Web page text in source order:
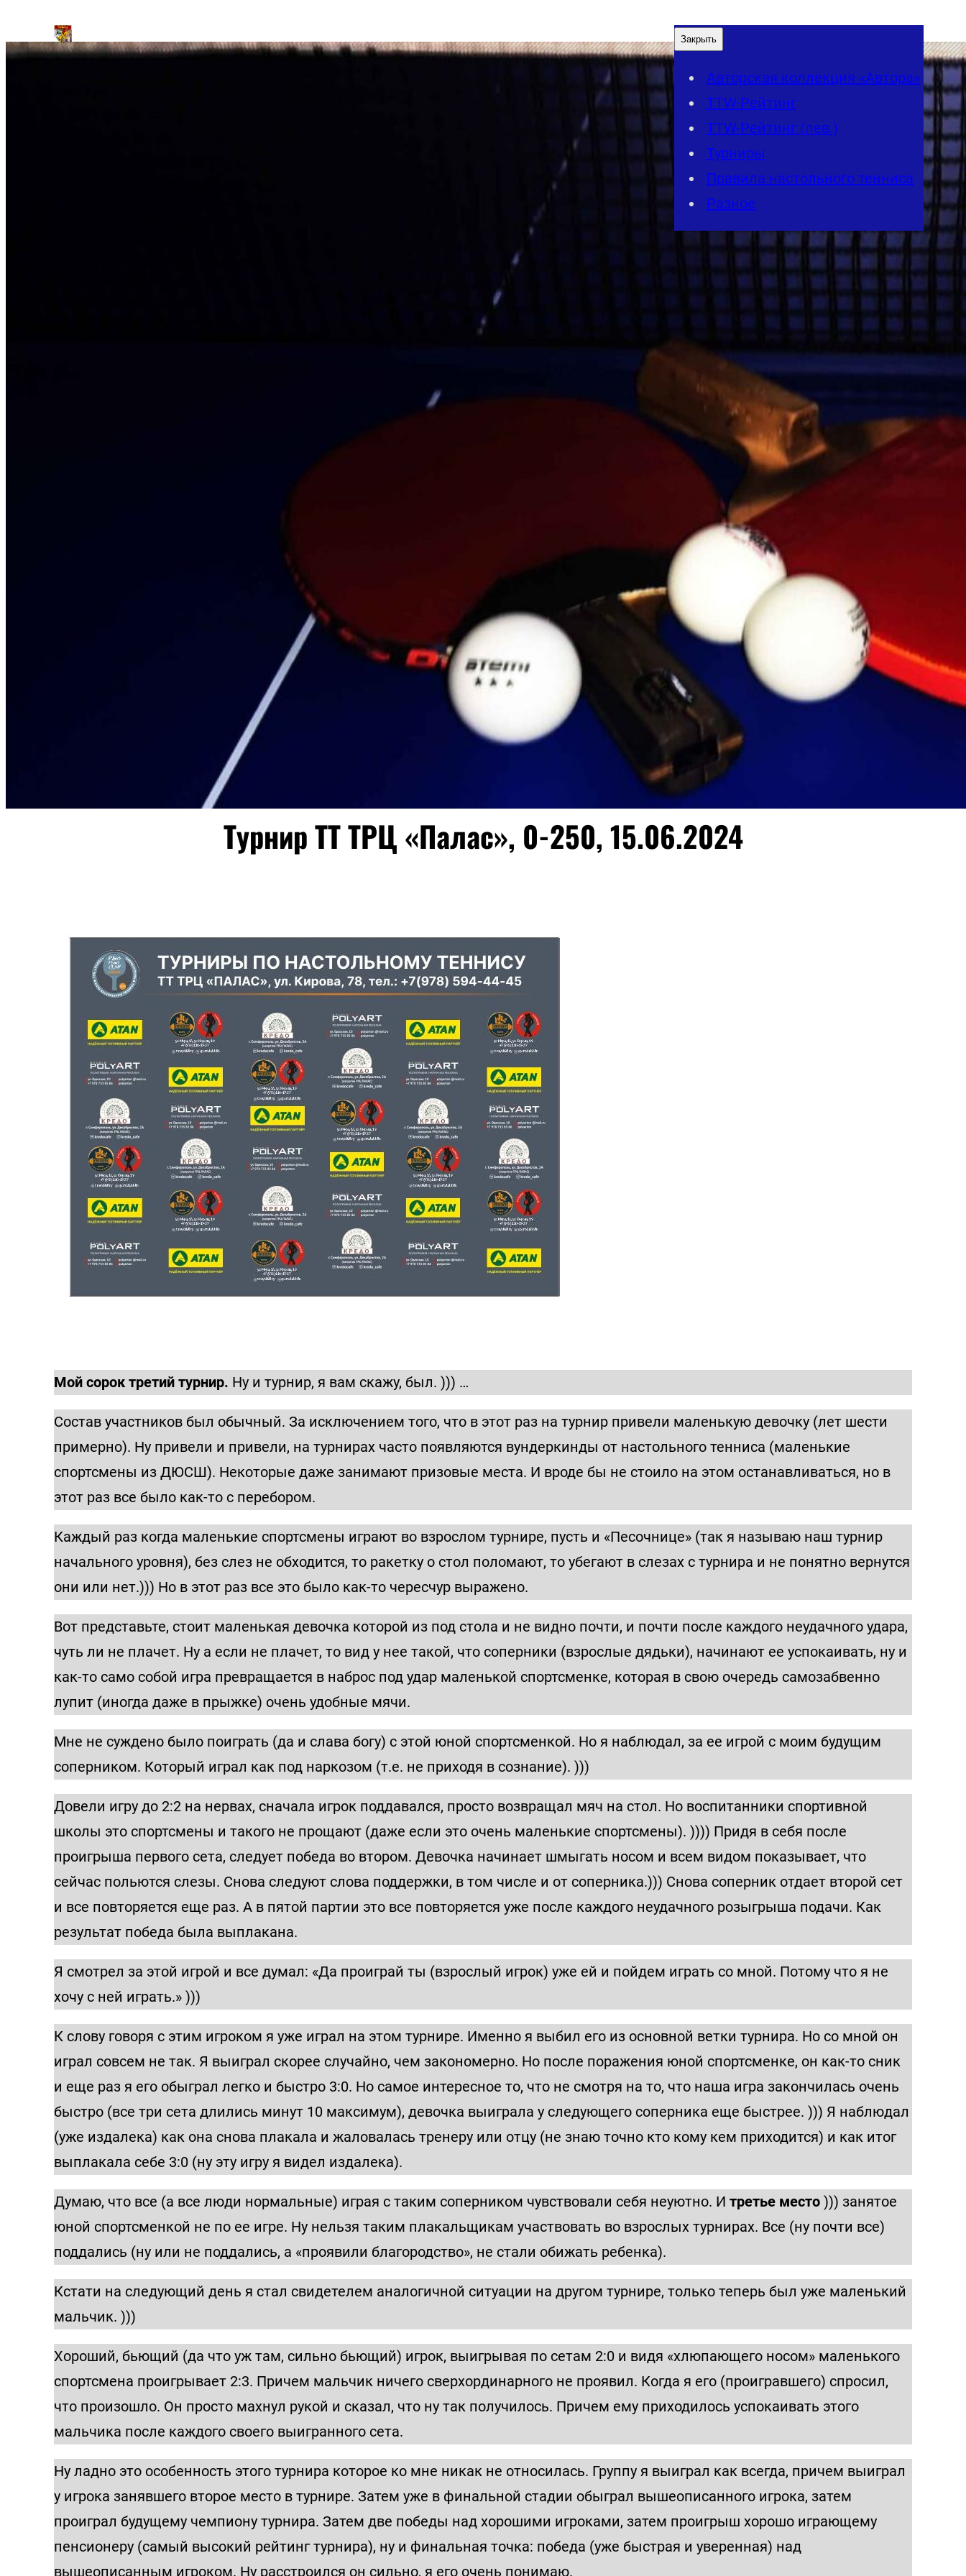
к
Закрыть
Авторская коллекция «Автора»
TTW-Рейтинг
TTW-Рейтинг (лев.)
Турниры
Правила настольного тенниса
Разное
Турнир ТТ ТРЦ «Палас», 0-250, 15.06.2024
Мой сорок третий турнир. Ну и турнир, я вам скажу, был. ))) …
Состав участников был обычный. За исключением того, что в этот раз на турнир привели маленькую девочку (лет шести
примерно). Ну привели и привели, на турнирах часто появляются вундеркинды от настольного тенниса (маленькие
спортсмены из ДЮСШ). Некоторые даже занимают призовые места. И вроде бы не стоило на этом останавливаться, но в
этот раз все было как-то с перебором.
Каждый раз когда маленькие спортсмены играют во взрослом турнире, пусть и «Песочнице» (так я называю наш турнир
начального уровня), без слез не обходится, то ракетку о стол поломают, то убегают в слезах с турнира и не понятно вернутся
они или нет.))) Но в этот раз все это было как-то чересчур выражено.
Вот представьте, стоит маленькая девочка которой из под стола и не видно почти, и почти после каждого неудачного удара,
чуть ли не плачет. Ну а если не плачет, то вид у нее такой, что соперники (взрослые дядьки), начинают ее успокаивать, ну и
как-то само собой игра превращается в наброс под удар маленькой спортсменке, которая в свою очередь самозабвенно
лупит (иногда даже в прыжке) очень удобные мячи.
Мне не суждено было поиграть (да и слава богу) с этой юной спортсменкой. Но я наблюдал, за ее игрой с моим будущим
соперником. Который играл как под наркозом (т.е. не приходя в сознание). )))
Довели игру до 2:2 на нервах, сначала игрок поддавался, просто возвращал мяч на стол. Но воспитанники спортивной
школы это спортсмены и такого не прощают (даже если это очень маленькие спортсмены). )))) Придя в себя после
проигрыша первого сета, следует победа во втором. Девочка начинает шмыгать носом и всем видом показывает, что
сейчас польются слезы. Снова следуют слова поддержки, в том числе и от соперника.))) Снова соперник отдает второй сет
и все повторяется еще раз. А в пятой партии это все повторяется уже после каждого неудачного розыгрыша подачи. Как
результат победа была выплакана.
Я смотрел за этой игрой и все думал: «Да проиграй ты (взрослый игрок) уже ей и пойдем играть со мной. Потому что я не
хочу с ней играть.» )))
К слову говоря с этим игроком я уже играл на этом турнире. Именно я выбил его из основной ветки турнира. Но со мной он
играл совсем не так. Я выиграл скорее случайно, чем закономерно. Но после поражения юной спортсменке, он как-то сник
и еще раз я его обыграл легко и быстро 3:0. Но самое интересное то, что не смотря на то, что наша игра закончилась очень
быстро (все три сета длились минут 10 максимум), девочка выиграла у следующего соперника еще быстрее. ))) Я наблюдал
(уже издалека) как она снова плакала и жаловалась тренеру или отцу (не знаю точно кто кому кем приходится) и как итог
выплакала себе 3:0 (ну эту игру я видел издалека).
Думаю, что все (а все люди нормальные) играя с таким соперником чувствовали себя неуютно. Итретье место ))) занятое
юной спортсменкой не по ее игре. Ну нельзя таким плакальщикам участвовать во взрослых турнирах. Все (ну почти все)
поддались (ну или не поддались, а «проявили благородство», не стали обижать ребенка).
Кстати на следующий день я стал свидетелем аналогичной ситуации на другом турнире, только теперь был уже маленький
мальчик. )))
Хороший, бьющий (да что уж там, сильно бьющий) игрок, выигрывая по сетам 2:0 и видя «хлюпающего носом» маленького
спортсмена проигрывает 2:3. Причем мальчик ничего сверхординарного не проявил. Когда я его (проигравшего) спросил,
что произошло. Он просто махнул рукой и сказал, что ну так получилось. Причем ему приходилось успокаивать этого
мальчика после каждого своего выигранного сета.
Ну ладно это особенность этого турнира которое ко мне никак не относилась. Группу я выиграл как всегда, причем выиграл
у игрока занявшего второе место в турнире. Затем уже в финальной стадии обыграл вышеописанного игрока, затем
проиграл будущему чемпиону турнира. Затем две победы над хорошими игроками, затем проигрыш хорошо играющему
пенсионеру (самый высокий рейтинг турнира), ну и финальная точка: победа (уже быстрая и уверенная) над
вышеописанным игроком. Ну расстроился он сильно, я его очень понимаю.